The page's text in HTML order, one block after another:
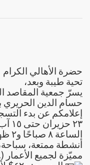
حضرة الأهالي الكرام
تحية طيبة وبعد،
يسرّ جمعية المقاصد
٢٣
الساعة ٨ صباحًا و٢ ظهرًا.
أنشطة ممتعة،
مميّزة لجميع الأعمار (٤–١٥ سنة).